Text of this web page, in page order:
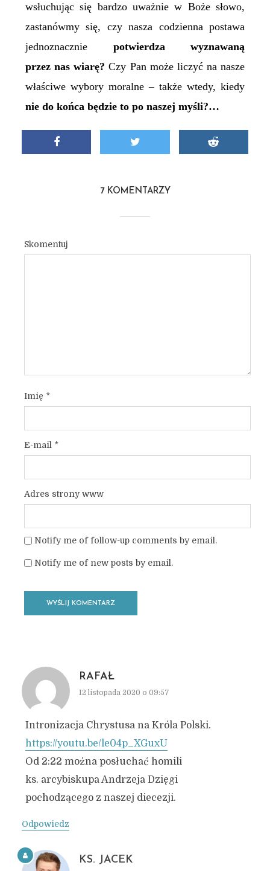
wsłuchując się bardzo uważnie w Bożesłowo,
zastanówmy się, czy nasza codzienna postawa
jednoznacznie potwierdza wyznawaną
przez nas wiarę? Czy Pan może liczyć na nasze
właściwe wybory moralne – także wtedy, kiedy
nie do końca będzie to po naszej myśli?…
7 KOMENTARZY
Skomentuj
Imię *
E-mail *
Adres strony www
Notify me of follow-up comments by email.
Notify me of new posts by email.
RAFAŁ
12 listopada 2020 o 09:57
Intronizacja Chrystusa na Króla Polski.
https://youtu.be/le04p_XGuxU
Od 2:22 można posłuchać homili
ks. arcybiskupa Andrzeja Dzięgi
pochodzącego z naszej diecezji.
Odpowiedz
KS. JACEK